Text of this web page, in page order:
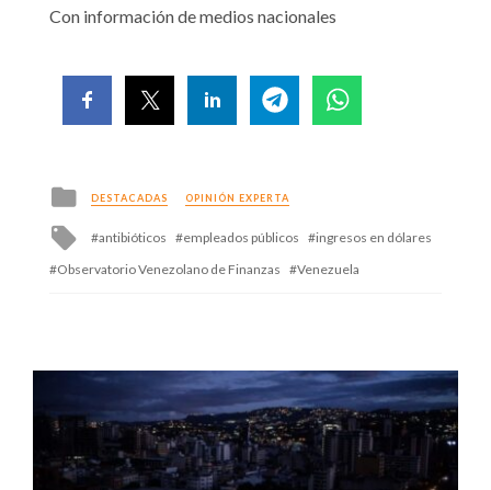
Con información de medios nacionales
Posted
in
DESTACADAS OPINIÓN EXPERTA
Tagged
antibióticos empleados públicos
ingresos en dólares
Observatorio Venezolano de Finanzas
Venezuela